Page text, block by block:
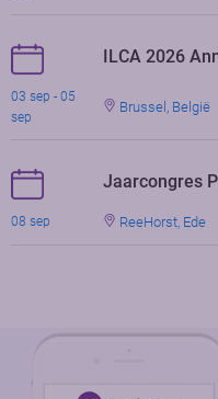
ILCA 2026
03 sep - 05
sep
Brussel, België
Jaarcongres
08 sep ReeHorst, Ede